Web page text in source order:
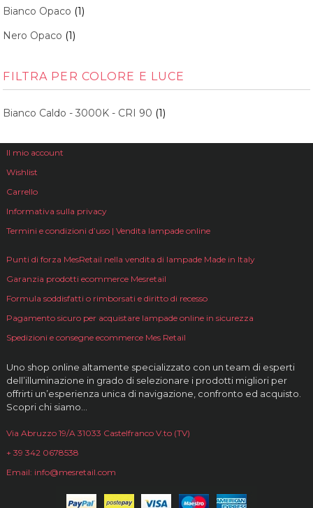
Bianco Opaco (1)
Nero Opaco (1)
FILTRA PER COLORE E LUCE
Bianco Caldo - 3000K - CRI 90 (1)
Il mio account
Wishlist
Carrello
Informativa sulla privacy
Termini e condizioni d’uso | Vendita lampade online
Punti di forza MesRetail nella vendita di lampade Made in Italy
Garanzia prodotti ecommerce Mesretail
Formula soddisfatti o rimborsati e diritto di recesso
Pagamento sicuro per acquistare lampade online in sicurezza
Spedizioni e consegne ecommerce Mes Retail
Uno shop online altamente specializzato con un team di esperti
dell’illuminazione in grado di selezionare i prodotti migliori per
offrirti un’esperienza unica di navigazione, confronto ed acquisto.
Scopri chi siamo…
Via Abruzzo 19/A 31033 Castelfranco V.to (TV)
+ 39 342 0678538
Email: info@mesretail.com